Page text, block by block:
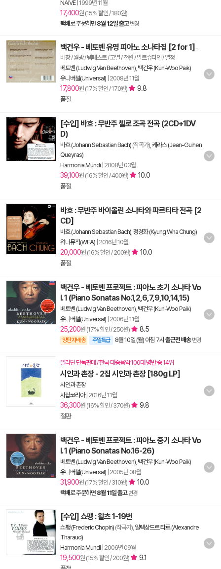
NAIVE| 1999년 11월
17,400원 (15% 할인 / 180원)
택배로 주문하면 8월 12일 출고 변경
백건우 - 베토벤 유명 피아노 소나타집 [2 for 1] -
비창 / 월광 / 템페스트 / 고별 / 전원 / 발트슈타인 / 열정
베토벤 (Ludwig Van Beethoven) 백건우 (Kun-Woo Paik)
유니버설(Universal) 2008년 11월
17,800원 (17% 할인 / 170원)
9.8
품절
[수입] 바흐 : 무반주 첼로 조곡 전곡 (2CD+1DV
D)
바흐 (Johann Sebastian Bach) (작곡가), 케라스 (Jean-Guihen
Queyras)
Harmonia Mundi 2008년 03월
39,100원 (16% 할인 / 400원)
10.0
품절
바흐 : 무반주 바이올린 소나타와 파르티타 전곡 [2
CD]
바흐 (Johann Sebastian Bach) 정경화 (Kyung Wha Chung)
워너뮤직(WEA) 2016년 10월
20,000원 (16% 할인 / 200원)
10.0
품절
백건우 - 베토벤 프로젝트 : 피아노 초기 소나타 Vo
l. 1 (Piano Sonatas No.1,2,6,7,9,10,14,15)
베토벤 (Ludwig Van Beethoven) 백건우 (Kun-Woo Paik)
유니버설(Universal) 2006년 11월
25,200원 (17% 할인 / 250원) 8.5
양탄자배송 주말특급 8월 10일 (월) 아침 7시 출근전 배송 변경
알라딘 단독판매 / 한국 대중음악 100대 명반 중 14위
시인과 촌장 - 2집 시인과 촌장 [180g LP]
시인과 촌장
시샵코리아| 2016년 11월
36,300원 (16% 할인 / 370원)
9.8
절판
백건우 - 베토벤 프로젝트 : 피아노 중기 소나타 Vo
l. 1 (Piano Sonatas No.16-26)
베토벤 (Ludwig Van Beethoven) 백건우 (Kun-Woo Paik)
유니버설(Universal) 2005년 08월
31,900원 (17% 할인 / 310원) 10.0
택배로 주문하면 8월 11일 출고 변경
[수입] 쇼팽 : 왈츠 1-19번
쇼팽 (Frederic Chopin) (작곡가), 알렉상드르 타로 (Alexandre
Tharaud)
Harmonia Mundi 2006년 09월
19,500원 (15% 할인 / 200원)
9.1